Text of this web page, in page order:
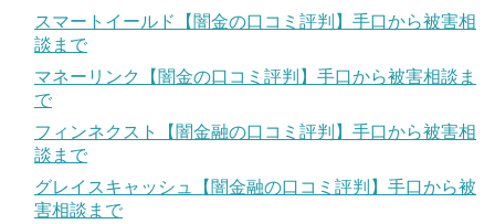
スマートイールド【闇金の口コミ評判】手口から被害相
談まで
マネーリンク【闇金の口コミ評判】手口から被害相談ま
で
フィンネクスト【闇金融の口コミ評判】手口から被害相
談まで
グレイスキャッシュ【闇金融の口コミ評判】手口から被
害相談まで